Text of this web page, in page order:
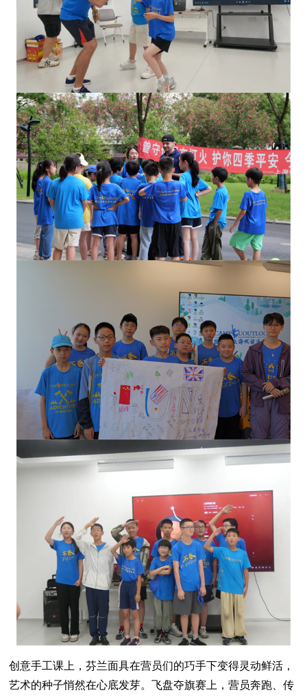
创意手工课上，芬兰面具在营员们的巧手下变得灵动鲜活，
艺术的种子悄然在心底发芽。飞盘夺旗赛上，营员奔跑、传